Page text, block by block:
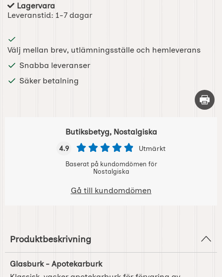
Tillgänglighet:
Lagervara
Leveranstid: 1-7 dagar
Välj mellan brev, utlämningsställe och hemleverans
Snabba leveranser
Säker betalning
Skriv
Butiksbetyg, Nostalgiska
4.9 Utmärkt
Baserat på kundomdömen för
Nostalgiska
Gå till kundomdömen
Produktbeskrivning
Glasburk - Apotekarburk